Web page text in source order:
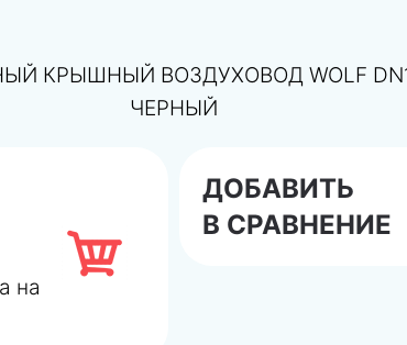
на
ДОБАВИТЬ
В СРАВНЕНИЕ